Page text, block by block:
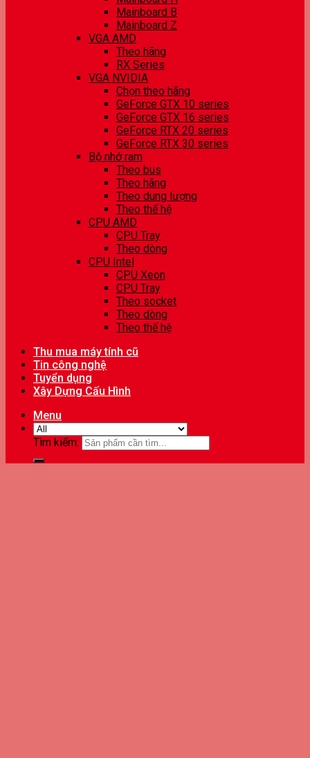
Mainboard B
Mainboard Z
VGA AMD
Theo hãng
RX Series
VGA NVIDIA
Chọn theo hãng
GeForce GTX 10 series
GeForce GTX 16 series
GeForce RTX 20 series
GeForce RTX 30 series
Bộ nhớ ram
Theo bus
Theo hãng
Theo dung lượng
Theo thế hệ
CPU AMD
CPU Tray
Theo dòng
CPU Intel
CPU Xeon
CPU Tray
Theo socket
Theo dòng
Theo thế hệ
Thu mua máy tính cũ
Tin công nghệ
Tuyển dụng
Xây Dựng Cấu Hình
Menu
Tìm kiếm: